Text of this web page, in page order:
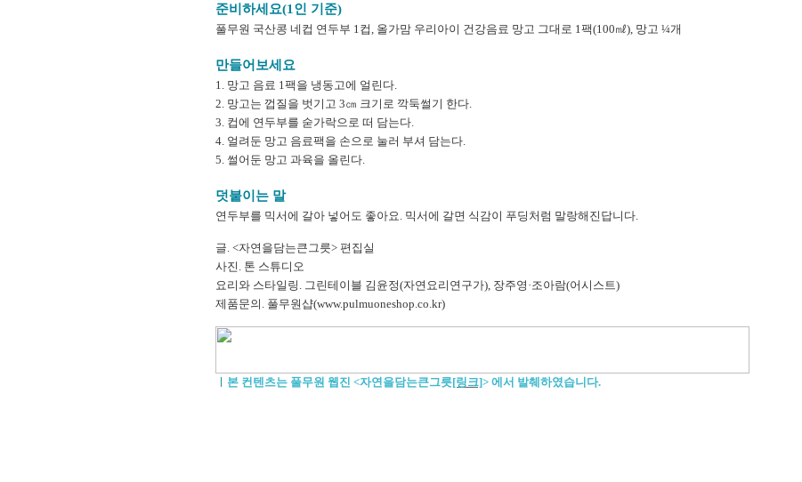
준비하세요(1인 기준)
풀무원 국산콩 네컵 연두부 1컵, 올가맘 우리아이 건강음료 망고 그대로 1팩(100㎖), 망고 ¼개
만들어보세요
1. 망고 음료 1팩을 냉동고에 얼린다.
2. 망고는 껍질을 벗기고 3㎝ 크기로 깍둑썰기 한다.
3. 컵에 연두부를 숟가락으로 떠 담는다.
4. 얼려둔 망고 음료팩을 손으로 눌러 부셔 담는다.
5. 썰어둔 망고 과육을 올린다.
덧붙이는 말
연두부를 믹서에 갈아 넣어도 좋아요. 믹서에 갈면 식감이 푸딩처럼 말랑해진답니다.
글. <자연을담는큰그릇> 편집실
사진. 톤 스튜디오
요리와 스타일링. 그린테이블 김윤정(자연요리연구가), 장주영·조아람(어시스트)
제품문의. 풀무원샵(www.pulmuoneshop.co.kr)
본 컨텐츠는 풀무원 웹진 <자연을담는큰그릇[링크]> 에서 발췌하였습니다.